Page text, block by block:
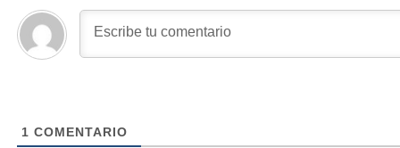
1 COMENTARIO